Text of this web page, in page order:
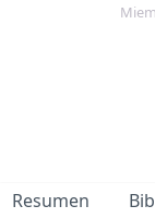
Resumen